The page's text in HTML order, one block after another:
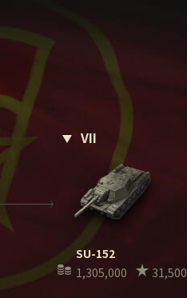
SU-152
1,305,000
31,500
VII